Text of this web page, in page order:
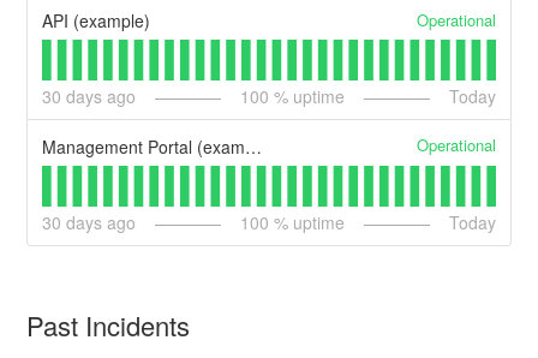
API (example) Operational
30 days ago 100 % uptime Today
Management Portal (example) Operational
30 days ago 100 % uptime Today
Past Incidents